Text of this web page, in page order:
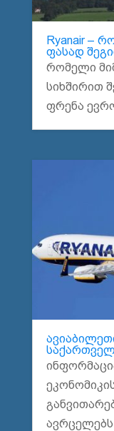
Ryanair –
ფასად
რომელი
სიხშირით
ფრენა
ავრცელებს